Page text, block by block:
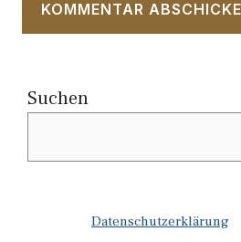
Suchen
Datenschutzerklärung